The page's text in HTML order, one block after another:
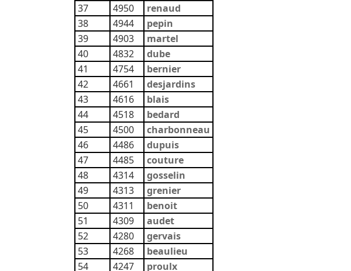
37
4950
renaud
38
4944
pepin
39
4903
martel
40
4832
dube
41
4754
bernier
42
4661
desjardins
43
4616
blais
44
4518
bedard
45
4500
charbonneau
46
4486
dupuis
47
4485
couture
48
4314
gosselin
49
4313
grenier
50
4311
benoit
51
4309
audet
52
4280
gervais
53
4268
beaulieu
54
4247
proulx